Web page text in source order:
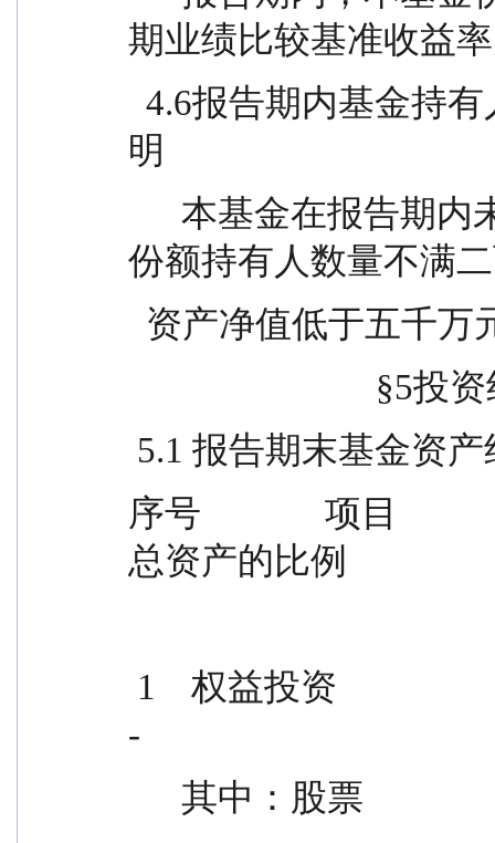
期业绩比较基准收益
明
份额持有人数量不满
资产净值低于五千
5.1 报告期末基金资
序号              项目
总资产的比例
-